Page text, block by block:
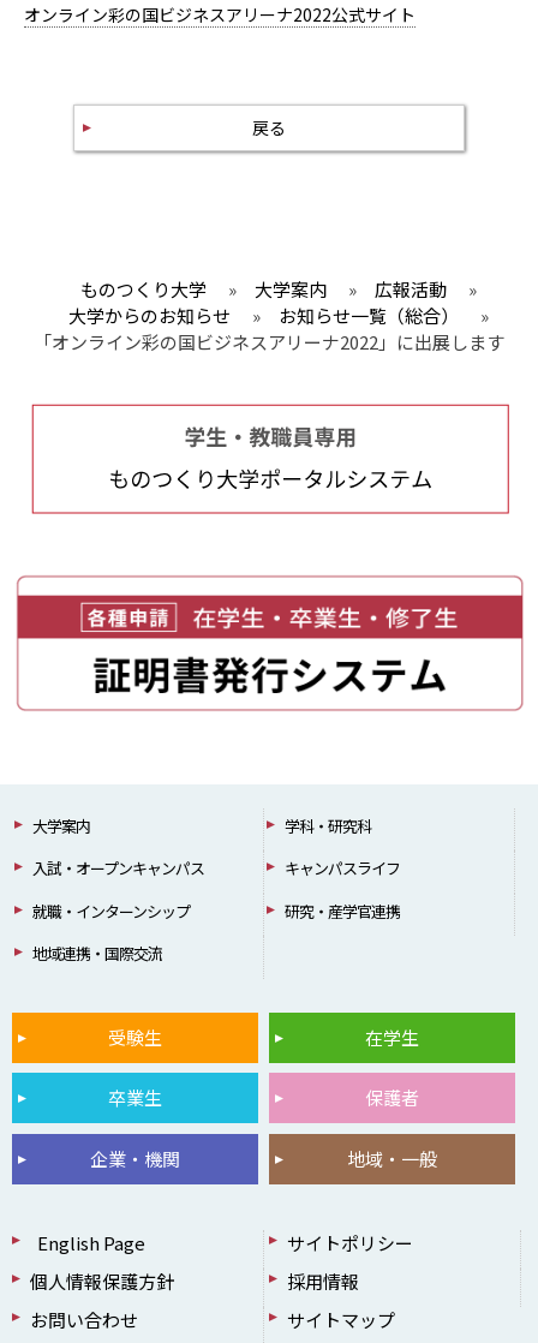
オンライン彩の国ビジネスアリーナ2022公式サイト
戻る
ものつくり大学 » 大学案内 » 広報活動
»
大学からのお知らせ
» お知らせ一覧（総合）
»
「オンライン彩の国ビジネスアリーナ2022」に出展します
大学案内
学科・研究科
入試・オープンキャンパス
キャンパスライフ
就職・インターンシップ
研究・産学官連携
地域連携・国際交流
受験生 在学生
卒業生 保護者
企業・機関 地域・一般
English Page
サイトポリシー
個人情報保護方針
採用情報
お問い合わせ
サイトマップ